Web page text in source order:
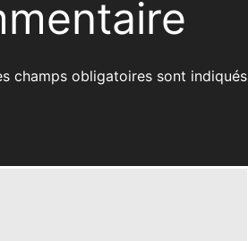
champs obligatoires sont indiqués